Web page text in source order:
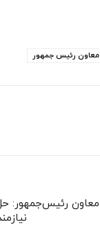
معاون رئیس جمهور
معاون رئیس‌جمهور: